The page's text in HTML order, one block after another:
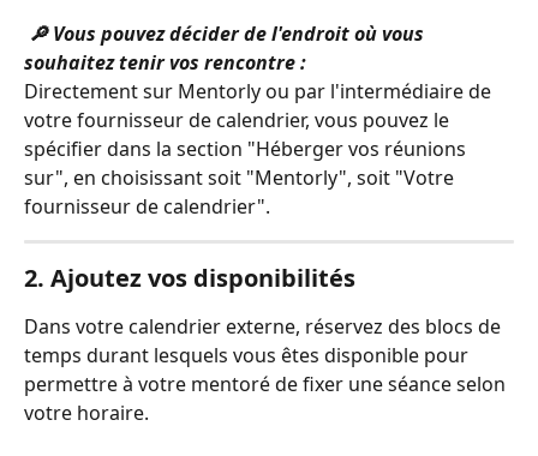
🔎 Vous pouvez décider de l'endroit où vous
souhaitez tenir vos rencontre :
Directement sur Mentorly ou par l'intermédiaire de
votre fournisseur de calendrier, vous pouvez le
spécifier dans la section "Héberger vos réunions
sur", en choisissant soit "Mentorly", soit "Votre
fournisseur de calendrier".
2. Ajoutez vos disponibilités
Dans votre calendrier externe, réservez des blocs de
temps durant lesquels vous êtes disponible pour
permettre à votre mentoré de fixer une séance selon
votre horaire.